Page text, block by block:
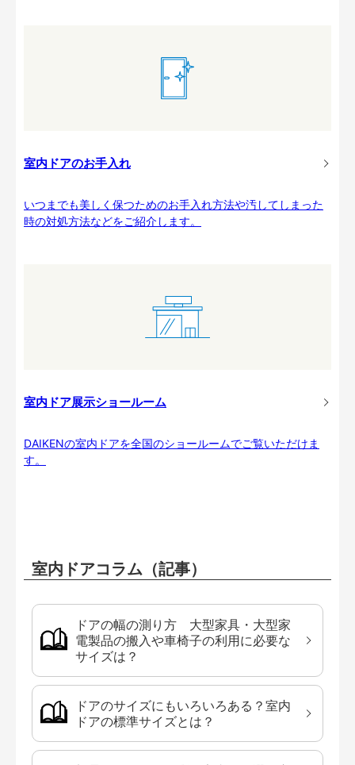
室内ドアのお手入れ
いつまでも美しく保つためのお手入れ方法や汚してしまった
時の対処方法などをご紹介します。
室内ドア展示ショールーム
DAIKENの室内ドアを全国のショールームでご覧いただけま
す。
室内ドアコラム（記事）
ドアの幅の測り方 大型家具・大型家
電製品の搬入や車椅子の利用に必要な
サイズは？
ドアのサイズにもいろいろある？室内
ドアの標準サイズとは？